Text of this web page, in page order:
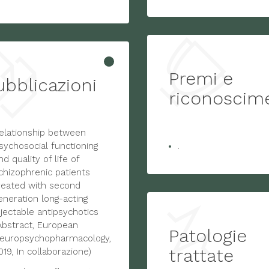
Premi e
.
between
functioning
quality of life of
patients
with second
long-acting
antipsychotics
European
In collaborazione)
Patologie
trattate